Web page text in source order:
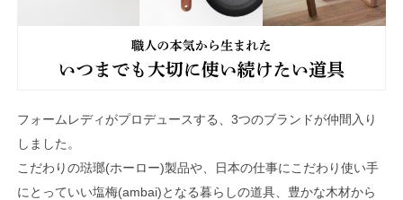
フォームレディがプロデュースする、3つのブランドが仲間入り
しました。
こだわりの琺瑯(ホーロー)製品や、日本の仕事にこだわり使い手
にとっていい塩梅(ambai)となる暮らしの道具、豊かな木材から